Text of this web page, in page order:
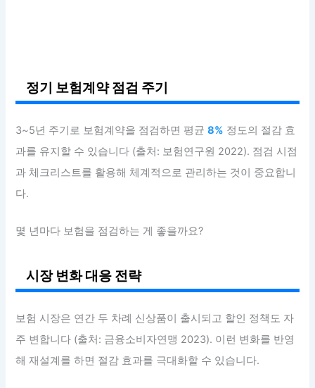
정기 보험계약 점검 주기
3~5년 주기로 보험계약을 점검하면 평균8% 정도의 절감 효
과를 유지할 수 있습니다 (출처: 보험연구원 2022). 점검 시점
과 체크리스트를 활용해 체계적으로 관리하는 것이 중요합니
다.
몇 년마다 보험을 점검하는 게 좋을까요?
시장 변화 대응 전략
보험 시장은 연간 두 차례 신상품이 출시되고 할인 정책도 자
주 변합니다 (출처: 금융소비자연맹 2023). 이런 변화를 반영
해 재설계를 하면 절감 효과를 극대화할 수 있습니다.